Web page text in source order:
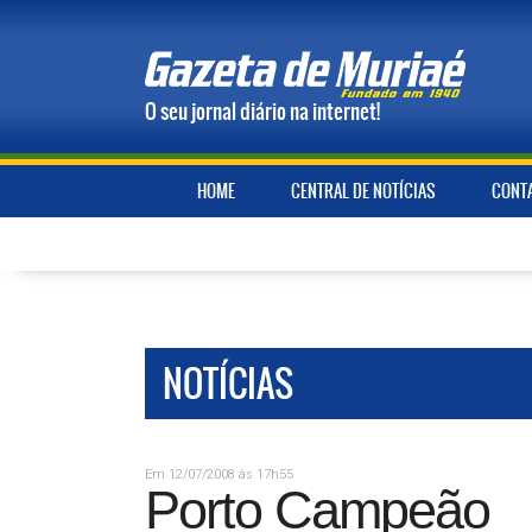
O seu jornal diário na internet!
HOME CENTRAL DE NOTÍCIAS
NOTÍCIAS
Em 12/07/2008 às 17h55
Porto Campeão